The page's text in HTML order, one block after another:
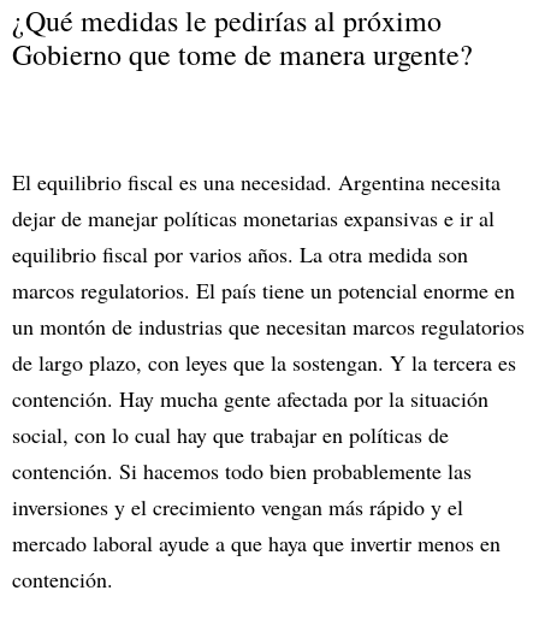
¿Qué medidas le pedirías al próximo
Gobierno que tome de manera urgente?
El equilibrio fiscal es una necesidad. Argentina necesita
dejar de manejar políticas monetarias expansivas e ir al
equilibrio fiscal por varios años. La otra medida son
marcos regulatorios. El país tiene un potencial enorme en
un montón de industrias que necesitan marcos regulatorios
de largo plazo, con leyes que la sostengan. Y la tercera es
contención. Hay mucha gente afectada por la situación
social, con lo cual hay que trabajar en políticas de
contención. Si hacemos todo bien probablemente las
inversiones y el crecimiento vengan más rápido y el
mercado laboral ayude a que haya que invertir menos en
contención.